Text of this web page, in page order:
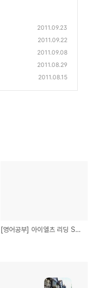
2011.09.23
2011.09.22
2011.09.08
2011.08.29
2011.08.15
[영어공부] 아이엘츠 리딩 Skill - 단어 넣기 유형 팁